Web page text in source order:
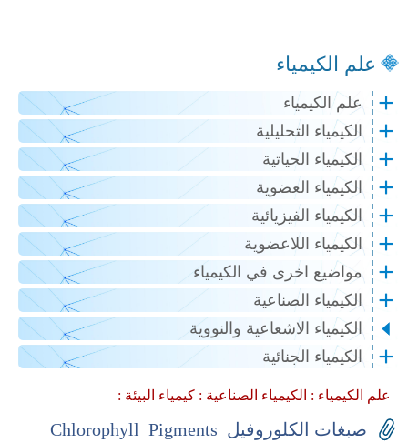
علم الكيمياء
علم الكيمياء
الكيمياء التحليلية
الكيمياء الحياتية
الكيمياء العضوية
الكيمياء الفيزيائية
الكيمياء اللاعضوية
مواضيع اخرى في الكيمياء
الكيمياء الصناعية
الكيمياء الاشعاعية والنووية
الكيمياء الجنائية
علم الكيمياء : الكيمياء الصناعية : كيمياء البيئة :
صبغات الكلوروفيل Chlorophyll Pigments